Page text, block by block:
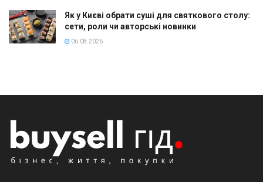
Як у Києві обрати суші для святкового столу:
сети, роли чи авторські новинки
06.08.2026